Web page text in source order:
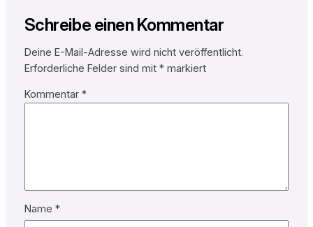
Schreibe einen Kommentar
Deine E-Mail-Adresse wird nicht veröffentlicht.
Erforderliche Felder sind mit *markiert
Kommentar *
Name *